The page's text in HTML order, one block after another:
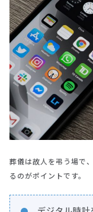
葬儀は故人を弔う場で
るのがポイントです。